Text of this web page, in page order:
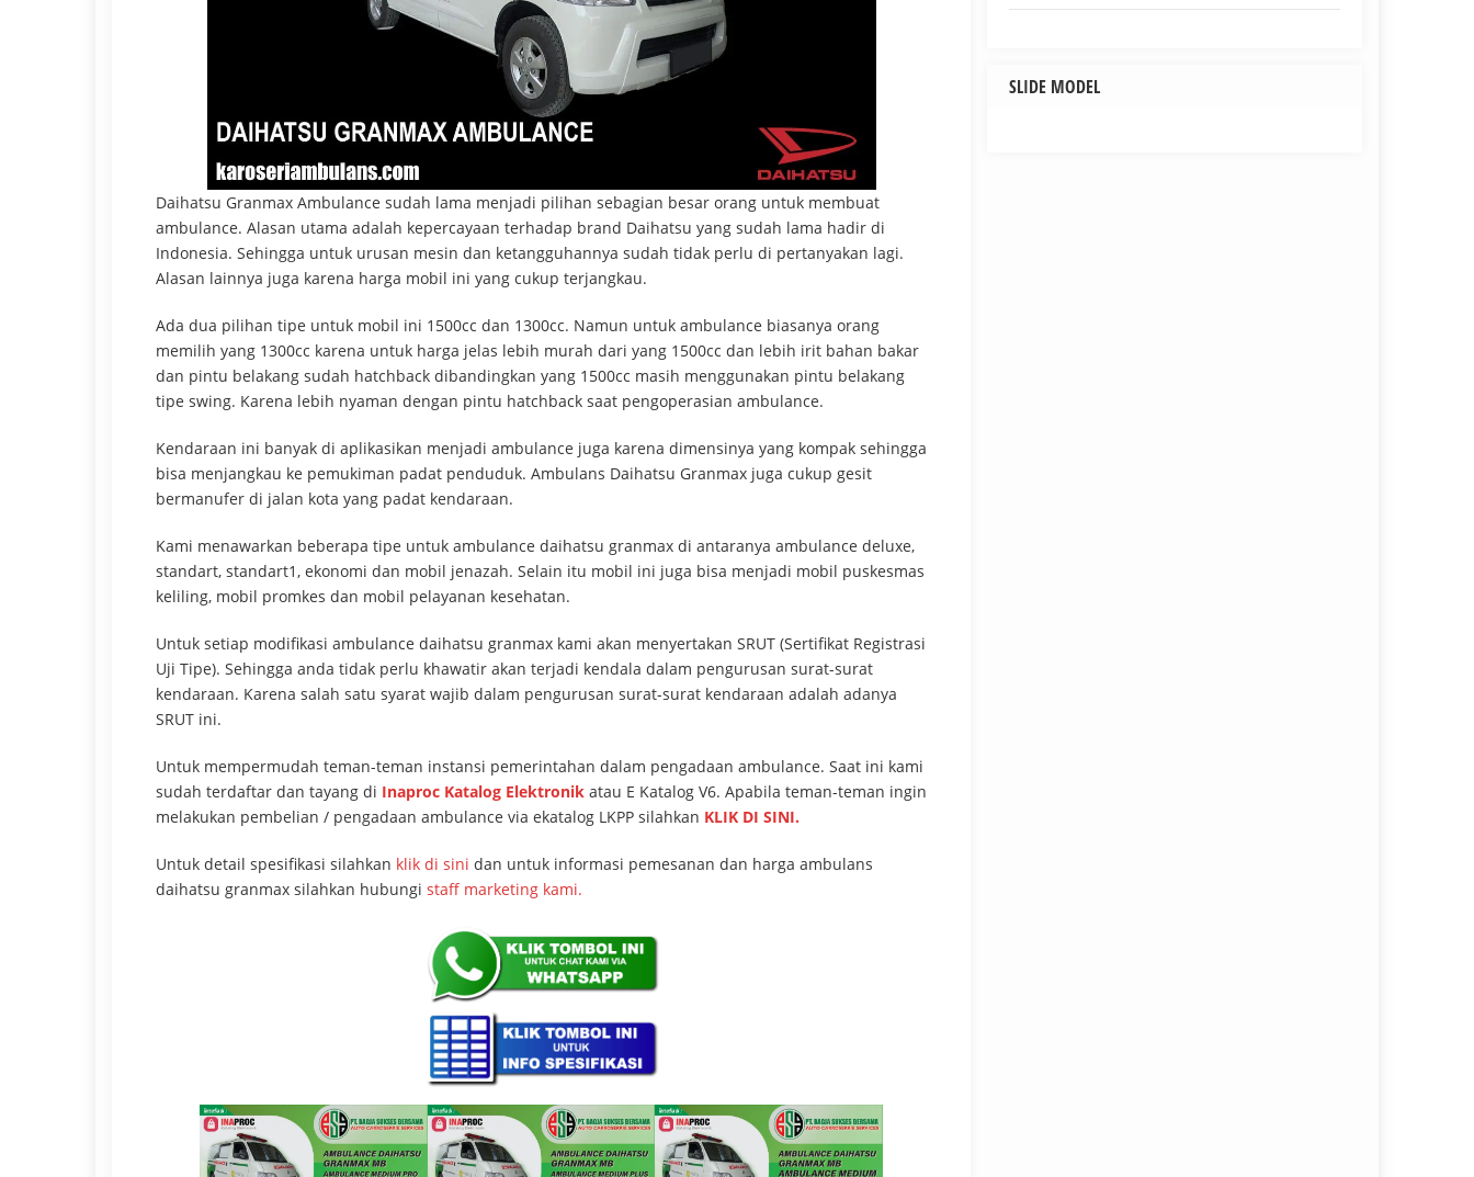
Daihatsu Granmax Ambulance sudah lama menjadi pilihan sebagian besar orang untuk membuat
ambulance. Alasan utama adalah kepercayaan terhadap brand Daihatsu yang sudah lama hadir di
Indonesia. Sehingga untuk urusan mesin dan ketangguhannya sudah tidak perlu di pertanyakan lagi.
Alasan lainnya juga karena harga mobil ini yang cukup terjangkau.
Ada dua pilihan tipe untuk mobil ini 1500cc dan 1300cc. Namun untuk ambulance biasanya orang
memilih yang 1300cc karena untuk harga jelas lebih murah dari yang 1500cc dan lebih irit bahan bakar
dan pintu belakang sudah hatchback dibandingkan yang 1500cc masih menggunakan pintu belakang
tipe swing. Karena lebih nyaman dengan pintu hatchback saat pengoperasian ambulance.
Kendaraan ini banyak di aplikasikan menjadi ambulance juga karena dimensinya yang kompak sehingga
bisa menjangkau ke pemukiman padat penduduk. Ambulans Daihatsu Granmax juga cukup gesit
bermanufer di jalan kota yang padat kendaraan.
Kami menawarkan beberapa tipe untuk ambulance daihatsu granmax di antaranya ambulance deluxe,
standart, standart1, ekonomi dan mobil jenazah. Selain itu mobil ini juga bisa menjadi mobil puskesmas
keliling, mobil promkes dan mobil pelayanan kesehatan.
Untuk setiap modifikasi ambulance daihatsu granmax kami akan menyertakan SRUT (Sertifikat Registrasi
Uji Tipe). Sehingga anda tidak perlu khawatir akan terjadi kendala dalam pengurusan surat-surat
kendaraan. Karena salah satu syarat wajib dalam pengurusan surat-surat kendaraan adalah adanya
SRUT ini.
Untuk mempermudah teman-teman instansi pemerintahan dalam pengadaan ambulance. Saat ini kami
sudah terdaftar dan tayang di Inaproc Katalog Elektronik atau E Katalog V6. Apabila teman-teman ingin
melakukan pembelian / pengadaan ambulance via ekatalog LKPP silahkan KLIK DI SINI.
Untuk detail spesifikasi silahkan klik di sini dan untuk informasi pemesanan dan harga ambulans
daihatsu granmax silahkan hubungi staff marketing kami.
SLIDE MODEL